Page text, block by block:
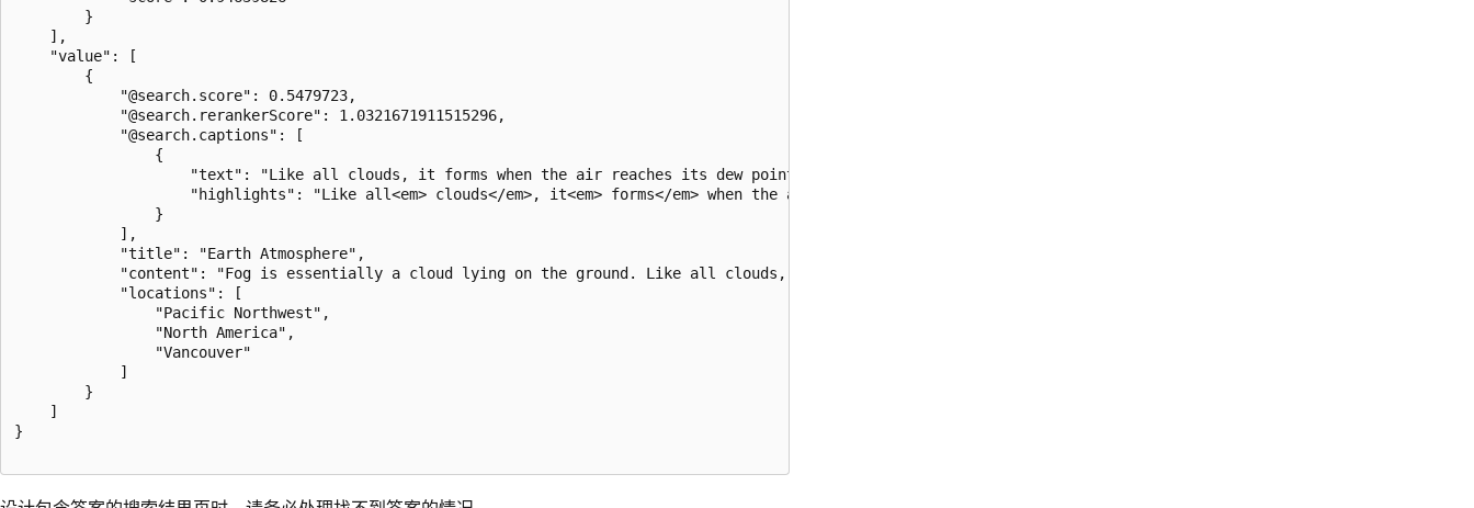
        }
    ],
    "value": [
        {
            "@search.score": 0.5479723,
            "@search.rerankerScore": 1.0321671911515296,
            "@search.captions": [
                {
"text": "Like all clouds, it forms when the air reaches its dew point—the temperature at which an air mass is cool enough for its water vapor
"highlights": "Like all<em> clouds</em>, it<em> forms</em> when the air reaches its dew point—the temperature at    which an air mass is cool
                }
            ],
            "title": "Earth Atmosphere",
"content": "Fog is essentially a cloud lying on the ground. Like all clouds, it forms when the air reaches its dew point—the temperature at  \n\nwhich
            "locations": [
                "Pacific Northwest",
                "North America",
                "Vancouver"
            ]
        }
    ]
}